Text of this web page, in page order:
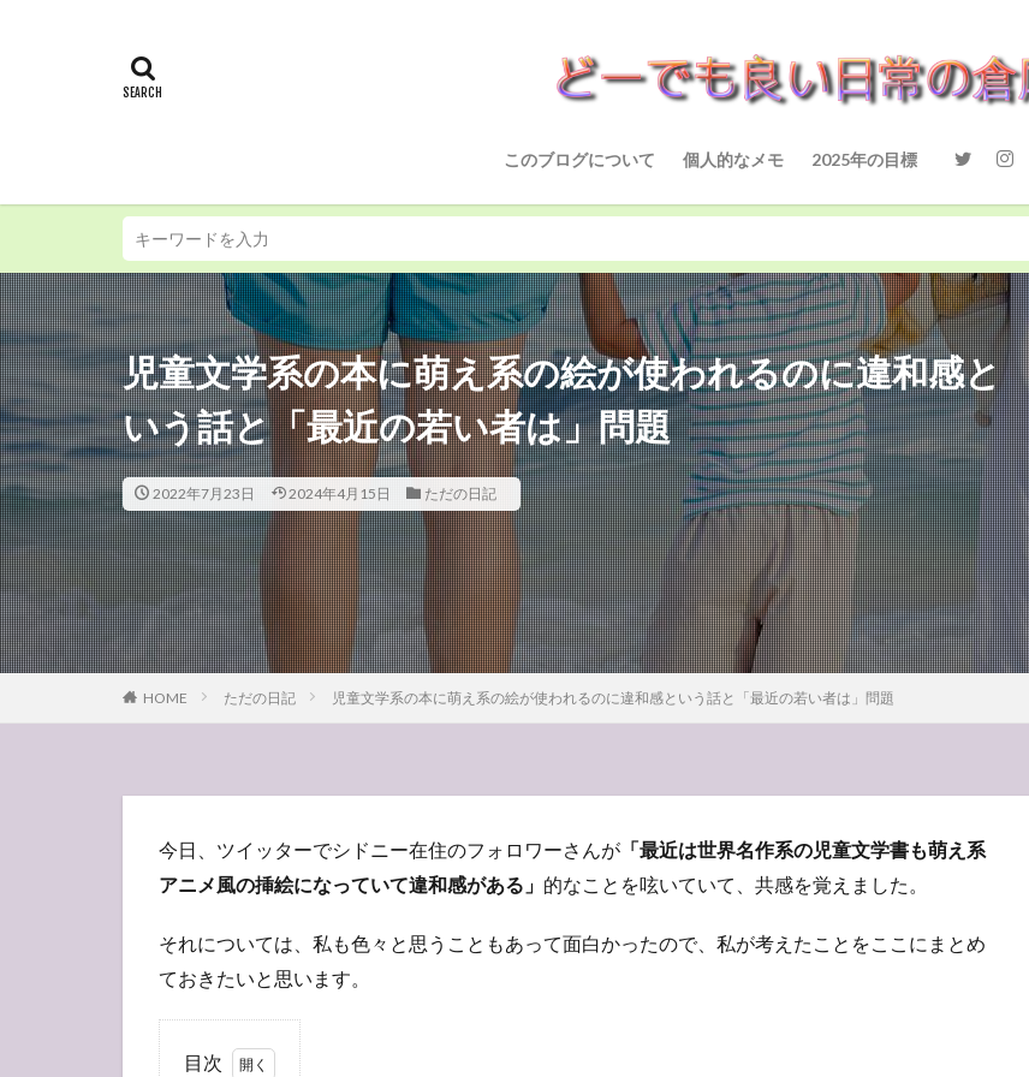
このブログについて 個人的なメモ 2025年の目標
児童文学系の本に萌え系の絵が使われるのに違和感と
いう話と「最近の若い者は」問題
2022年7月23日 2024年4月15日 ただの日記
HOME ただの日記 児童文学系の本に萌え系の絵が使われるのに違和感という話と「最近の若い者は」問題
今日、ツイッターでシドニー在住のフォロワーさんが 「最近は世界名作系の児童文学書も萌え系
アニメ風の挿絵になっていて違和感がある」 的なことを呟いていて、共感を覚えました。
それについては、私も色々と思うこともあって面白かったので、私が考えたことをここにまとめ
ておきたいと思います。
目次